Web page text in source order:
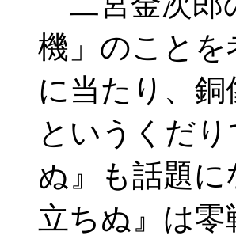
機」のことを
に当たり、
というくだ
ぬ』も話題
立ちぬ』は零